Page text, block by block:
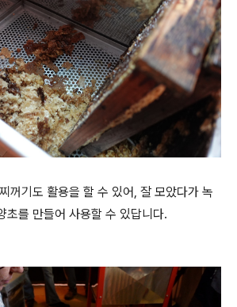
찌꺼기 도 활용을 할 수 있어, 잘 모았다가 녹
초를 만들어 사용할 수 있답니다.